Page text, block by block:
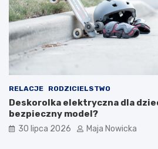
RELACJE RODZICIELSTWO
Deskorolka elektryczna dla
bezpieczny model?
30 lipca 2026 Maja Nowicka